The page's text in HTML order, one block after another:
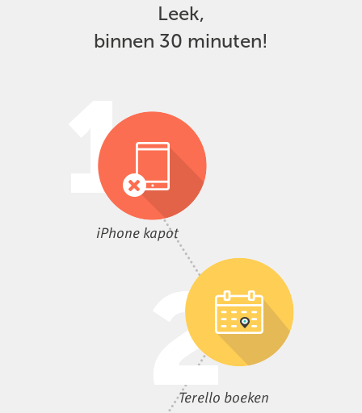
Leek,
binnen 30 minuten!
iPhone kapot
Terello boeken